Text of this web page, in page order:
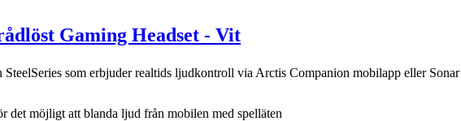
Gaming Headset - Vit
som erbjuder realtids ljudkontroll via Arctis Companion mobilapp eller
möjligt att blanda ljud från mobilen med spelläten